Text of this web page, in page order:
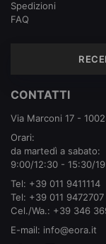
Spedizioni
FAQ
CONTATTI
Via Marconi 17 -
Orari:
da martedì a sabato:
9:00/12:30 - 15:30/
Tel: +39 011 9411114
Tel: +39 011 9472707
Cel./Wa.: +39 346
E-mail: info@eora.it